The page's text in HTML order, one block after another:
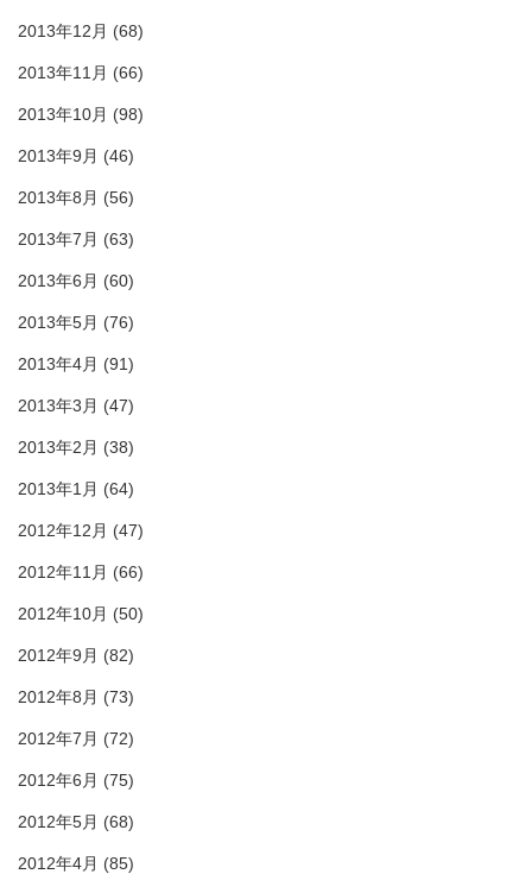
2013年12月 (68)
2013年11月 (66)
2013年10月 (98)
2013年9月 (46)
2013年8月 (56)
2013年7月 (63)
2013年6月 (60)
2013年5月 (76)
2013年4月 (91)
2013年3月 (47)
2013年2月 (38)
2013年1月 (64)
2012年12月 (47)
2012年11月 (66)
2012年10月 (50)
2012年9月 (82)
2012年8月 (73)
2012年7月 (72)
2012年6月 (75)
2012年5月 (68)
2012年4月 (85)